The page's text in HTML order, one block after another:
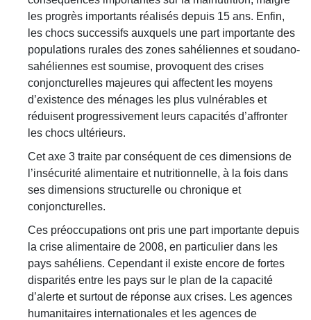
les progrès importants réalisés depuis 15 ans. Enfin,
les chocs successifs auxquels une part importante des
populations rurales des zones sahéliennes et soudano-
sahéliennes est soumise, provoquent des crises
conjoncturelles majeures qui affectent les moyens
d’existence des ménages les plus vulnérables et
réduisent progressivement leurs capacités d’affronter
les chocs ultérieurs.
Cet axe 3 traite par conséquent de ces dimensions de
l’insécurité alimentaire et nutritionnelle, à la fois dans
ses dimensions structurelle ou chronique et
conjoncturelles.
Ces préoccupations ont pris une part importante depuis
la crise alimentaire de 2008, en particulier dans les
pays sahéliens. Cependant il existe encore de fortes
disparités entre les pays sur le plan de la capacité
d’alerte et surtout de réponse aux crises. Les agences
humanitaires internationales et les agences de